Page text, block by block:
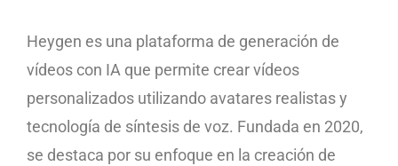
Heygen es una plataforma de generación de
vídeos con IA que permite crear vídeos
personalizados utilizando avatares realistas y
tecnología de síntesis de voz. Fundada en 2020,
se destaca por su enfoque en la creación de